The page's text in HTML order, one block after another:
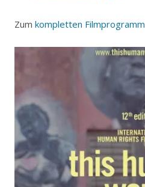
Zum kompletten Filmprogramm